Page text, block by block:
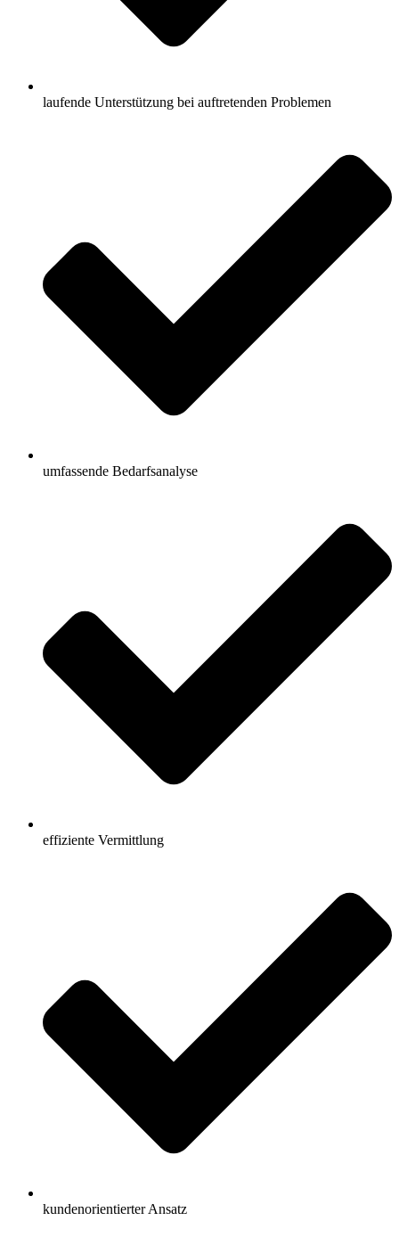
laufende Unterstützung bei auftretenden Problemen
umfassende Bedarfsanalyse
effiziente Vermittlung
kundenorientierter Ansatz